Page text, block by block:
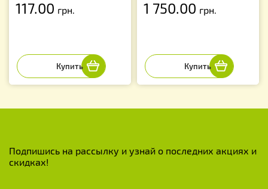
117.00 грн. 1 750.00 грн.
Подпишись на рассылку и узнай о последних акциях и
скидках!